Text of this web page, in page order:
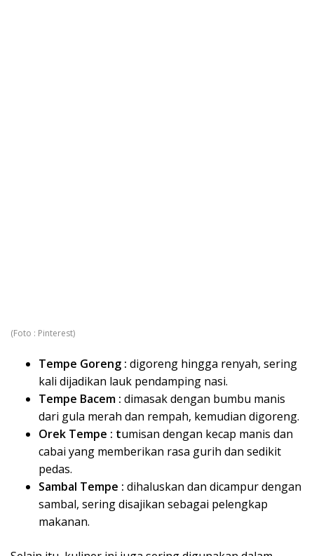
(Foto : Pinterest)
Tempe Goreng : digoreng hingga renyah, sering
kali dijadikan lauk pendamping nasi.
Tempe Bacem : dimasak dengan bumbu manis
dari gula merah dan rempah, kemudian digoreng.
Orek Tempe : tumisan dengan kecap manis dan
cabai yang memberikan rasa gurih dan sedikit
pedas.
Sambal Tempe : dihaluskan dan dicampur dengan
sambal, sering disajikan sebagai pelengkap
makanan.